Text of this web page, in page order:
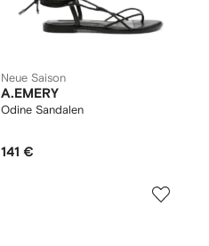
Neue Saison
A.EMERY
Odine Sandalen
141 €